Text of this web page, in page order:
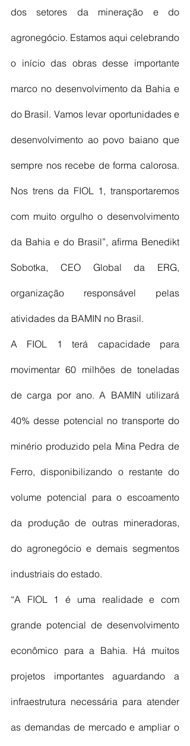
dos setores da mineração e do
agronegócio. Estamos aqui celebrando
o início das obras desse importante
marco no desenvolvimento da Bahia e
do Brasil. Vamos levar oportunidades e
desenvolvimento ao povo baiano que
sempre nos recebe de forma calorosa.
Nos trens da FIOL 1, transportaremos
com muito orgulho o desenvolvimento
da Bahia e do Brasil”, afirma Benedikt
Sobotka, CEO Global da ERG,
organização responsável pelas
atividades da BAMIN no Brasil.
A FIOL 1 terá capacidade para
movimentar 60 milhões de toneladas
de carga por ano. A BAMIN utilizará
40% desse potencial no transporte do
minério produzido pela Mina Pedra de
Ferro, disponibilizando o restante do
volume potencial para o escoamento
da produção de outras mineradoras,
do agronegócio e demais segmentos
industriais do estado.
“A FIOL 1 é uma realidade e com
grande potencial de desenvolvimento
econômico para a Bahia. Há muitos
projetos importantes aguardando a
infraestrutura necessária para atender
as demandas de mercado e ampliar o